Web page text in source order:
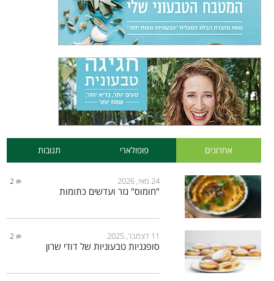
אחרונים פופולארי תגובות
24 מאי, 2026 2
"חומוס" גזר ועדשים כתומות
11 דצמבר, 2025 2
סופגניות טבעוניות של דודי שרון